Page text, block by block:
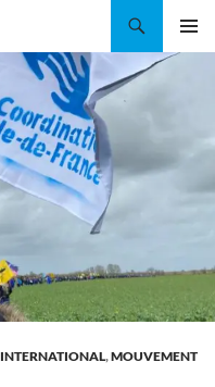
MENU
INTERNATIONAL,MOUVEMENT